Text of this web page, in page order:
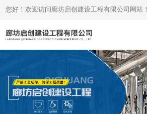
您好！欢迎访问廊坊启创建设工程有限公司网站！